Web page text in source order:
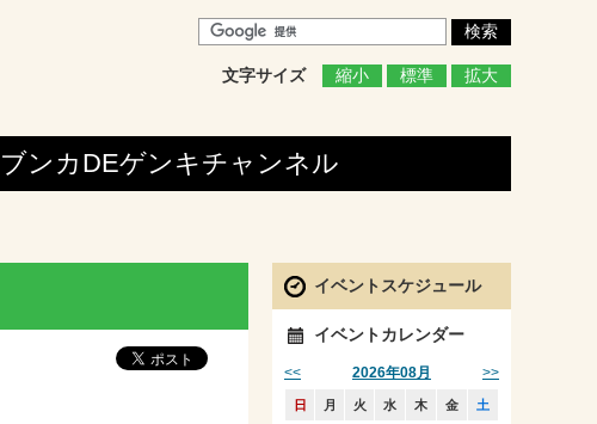
文字サイズ 縮小 標準 拡大
ブンカDEゲンキチャンネル
イベントスケジュール
イベントカレンダー
2026年08月
<< >>
日 月 火 水 木 金 土